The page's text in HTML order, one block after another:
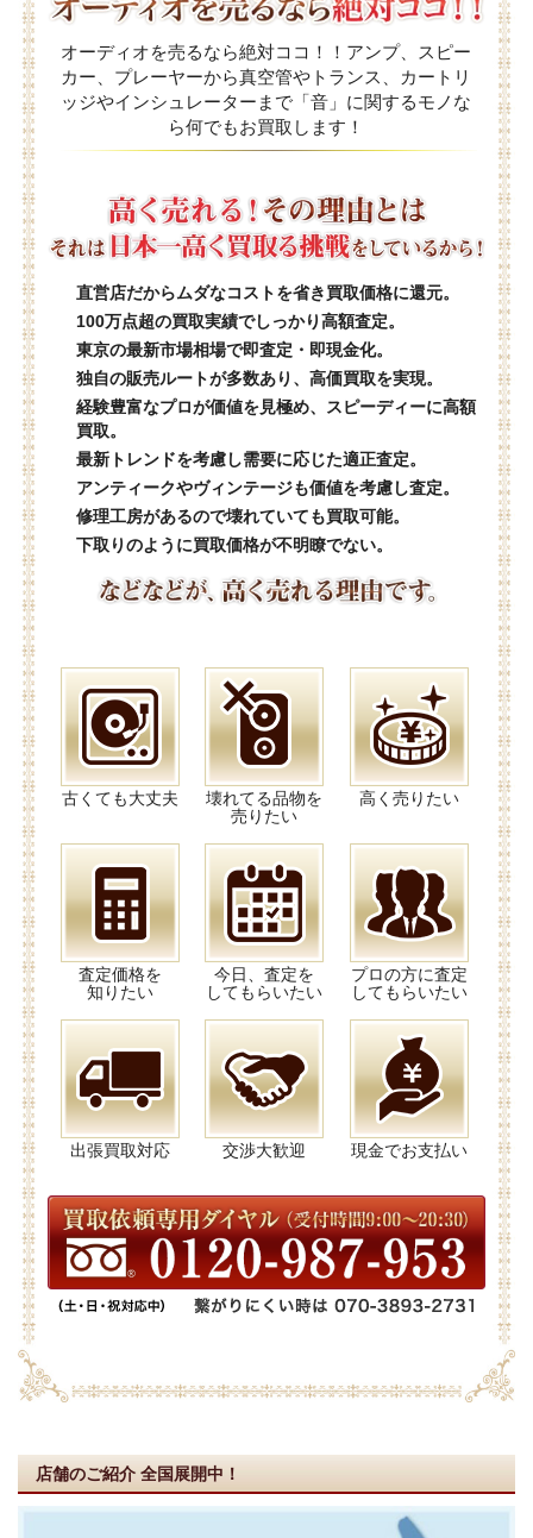
オーディオを売るなら絶対ココ！！アンプ、スピー
カー、プレーヤーから真空管やトランス、カートリ
ッジやインシュレーターまで「音」に関するモノな
ら何でもお買取します！
直営店だからムダなコストを省き買取価格に還元。
100万点超の買取実績でしっかり高額査定。
東京の最新市場相場で即査定・即現金化。
独自の販売ルートが多数あり、高価買取を実現。
経験豊富なプロが価値を見極め、スピーディーに高額
買取。
最新トレンドを考慮し需要に応じた適正査定。
アンティークやヴィンテージも価値を考慮し査定。
修理工房があるので壊れていても買取可能。
下取りのように買取価格が不明瞭でない。
古くても大丈夫
壊れてる品物を
売りたい
高く売りたい
査定価格を
知りたい
今日、査定を
してもらいたい
プロの方に査定
してもらいたい
出張買取対応 交渉大歓迎 現金でお支払い
店舗のご紹介 全国展開中！